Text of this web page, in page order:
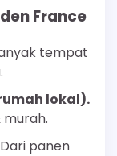
France
tempat
lokal).
Dari panen